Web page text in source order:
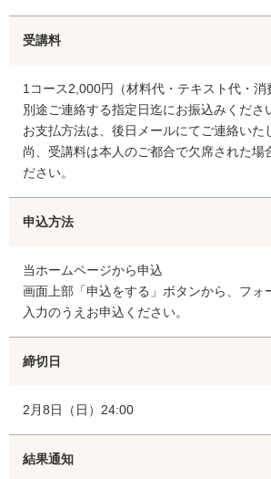
受講料
1コース2,000円（材料代・テキスト代・消
別途ご連絡する指定日迄にお振込みくださ
お支払方法は、後日メールにてご連絡いた
尚、受講料は本人のご都合で欠席された場
ださい。
申込方法
当ホームページから申込
画面上部「申込をする」ボタンから、フォ
入力のうえお申込ください。
締切日
2月8日（日）24:00
結果通知